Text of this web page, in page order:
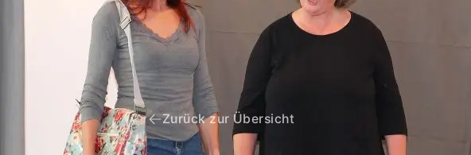
Zurück zur Übersicht